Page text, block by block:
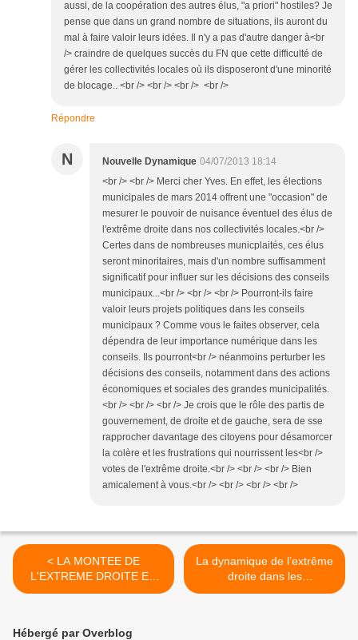
aussi, de la coopération des autres élus, "a priori" hostiles? Je
pense que dans un grand nombre de situations, ils auront du
mal à faire valoir leurs idées. Il n'y a pas d'autre danger à<br
/> craindre de quelques succès du FN que cette difficulté de
gérer les collectivités locales où ils disposeront d'une minorité
de blocage.. <br /> <br /> <br /> <br />
Répondre
N Nouvelle Dynamique 04/07/2013 18:14
<br /> <br /> Merci cher Yves. En effet, les élections
municipales de mars 2014 offrent une "occasion" de
mesurer le pouvoir de nuisance éventuel des élus de
l'extrême droite dans nos collectivités locales.<br />
Certes dans de nombreuses municplaités, ces élus
seront minoritaires, mais d'un nombre suffisamment
significatif pour influer sur les décisions des conseils
municipaux...<br /> <br /> <br /> Pourront-ils faire
valoir leurs projets politiques dans les conseils
municipaux ? Comme vous le faites observer, cela
dépendra de leur importance numérique dans les
conseils. Ils pourront<br /> néanmoins perturber les
décisions des conseils, notamment dans des actions
économiques et sociales des grandes municipalités.
<br /> <br /> <br /> Je crois que le rôle des partis de
gouvernement, de droite et de gauche, sera de sse
rapprocher davantage des citoyens pour désamorcer
la colère et les frustrations qui nourrissent les<br />
votes de l'extrême droite.<br /> <br /> <br /> Bien
amicalement à vous.<br /> <br /> <br /> <br />
< LA MONTEE DE
L'EXTREME DROITE EN
FRANCE
La dynamique de l’extrême
droite dans les
départements français pour
Hébergé par Overblog